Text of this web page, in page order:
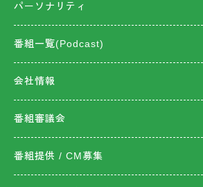
パーソナリティ
番組一覧(Podcast)
会社情報
番組審議会
番組提供 / CM募集